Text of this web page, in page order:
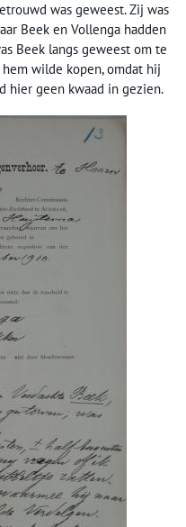
was geweest. Zij was
Beek en Vollenga hadden
Beek langs geweest om te
wilde kopen, omdat hij
hier geen kwaad in gezien.